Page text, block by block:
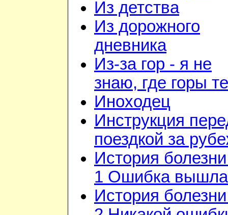
Из детства
Из дорожного
дневника
Из-за гор - я не
знаю, где горы те
Иноходец
Инструкция
поездкой за
История
1 Ошибка вышла
История